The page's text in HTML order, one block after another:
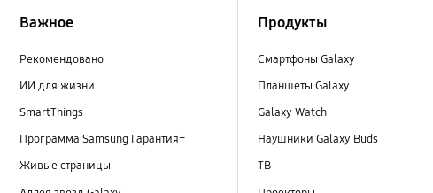
Важное
Рекомендовано
ИИ для жизни
SmartThings
Программа Samsung Гарантия+
Живые страницы
Продукты
Смартфоны Galaxy
Планшеты Galaxy
Galaxy Watch
Наушники Galaxy Buds
ТВ